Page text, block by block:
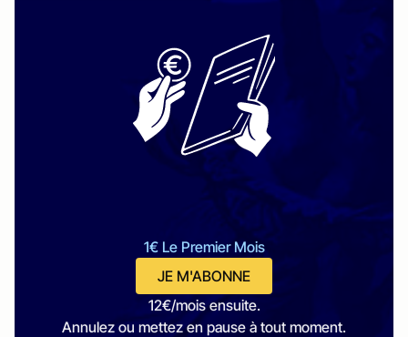
1€ Le Premier Mois
JE M'ABONNE
12€/mois ensuite.
Annulez ou mettez en pause à tout moment.